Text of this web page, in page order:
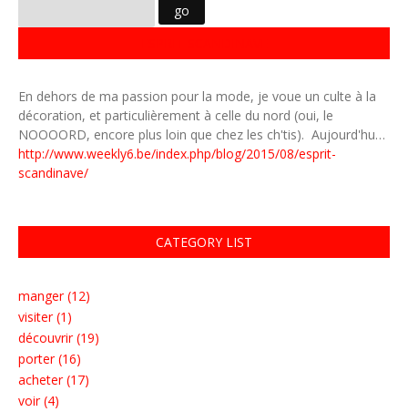
En dehors de ma passion pour la mode, je voue un culte à la
décoration, et particulièrement à celle du nord (oui, le
NOOOORD, encore plus loin que chez les ch'tis). Aujourd'hu…
http://www.weekly6.be/index.php/blog/2015/08/esprit-
scandinave/
CATEGORY LIST
manger (12)
visiter (1)
découvrir (19)
porter (16)
acheter (17)
voir (4)